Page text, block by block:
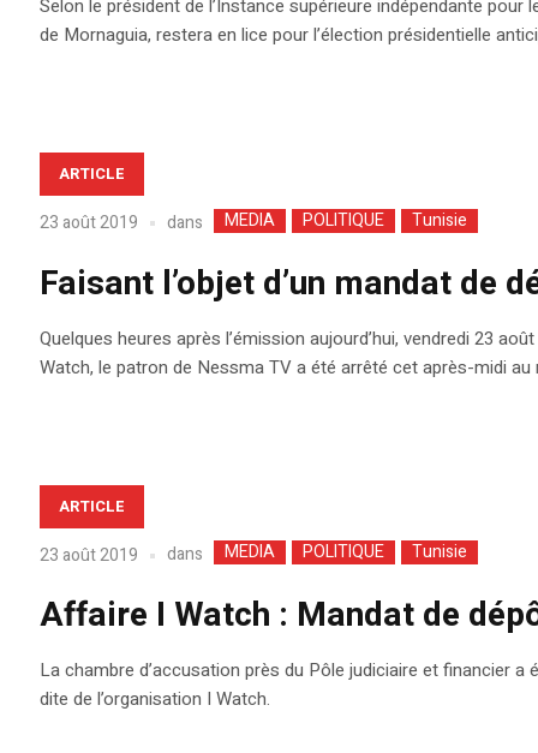
Selon le président de l’Instance supérieure indépendante
de Mornaguia, restera en lice pour l’élection présidentielle
ARTICLE
23 août 2019 dans MEDIA POLITIQUE Tunisie
Faisant l’objet d’un mandat de
Quelques heures après l’émission aujourd’hui, vendredi 23
Watch, le patron de Nessma TV a été arrêté cet après-midi au
ARTICLE
23 août 2019 dans MEDIA POLITIQUE Tunisie
Affaire I Watch : Mandat de
La chambre d’accusation près du Pôle judiciaire et financier a
dite de l’organisation I Watch.